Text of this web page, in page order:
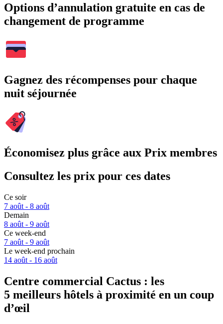
Options d’annulation gratuite en cas de
changement de programme
Gagnez des récompenses pour chaque
nuit séjournée
Économisez plus grâce aux Prix membres
Consultez les prix pour ces dates
Ce soir
7 août - 8 août
Demain
8 août - 9 août
Ce week-end
7 août - 9 août
Le week-end prochain
14 août - 16 août
Centre commercial Cactus : les
5 meilleurs hôtels à proximité en un coup
d’œil